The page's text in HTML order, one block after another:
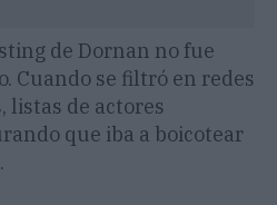
de Dornan no fue
Cuando se filtró en redes
listas de actores
que iba a boicotear